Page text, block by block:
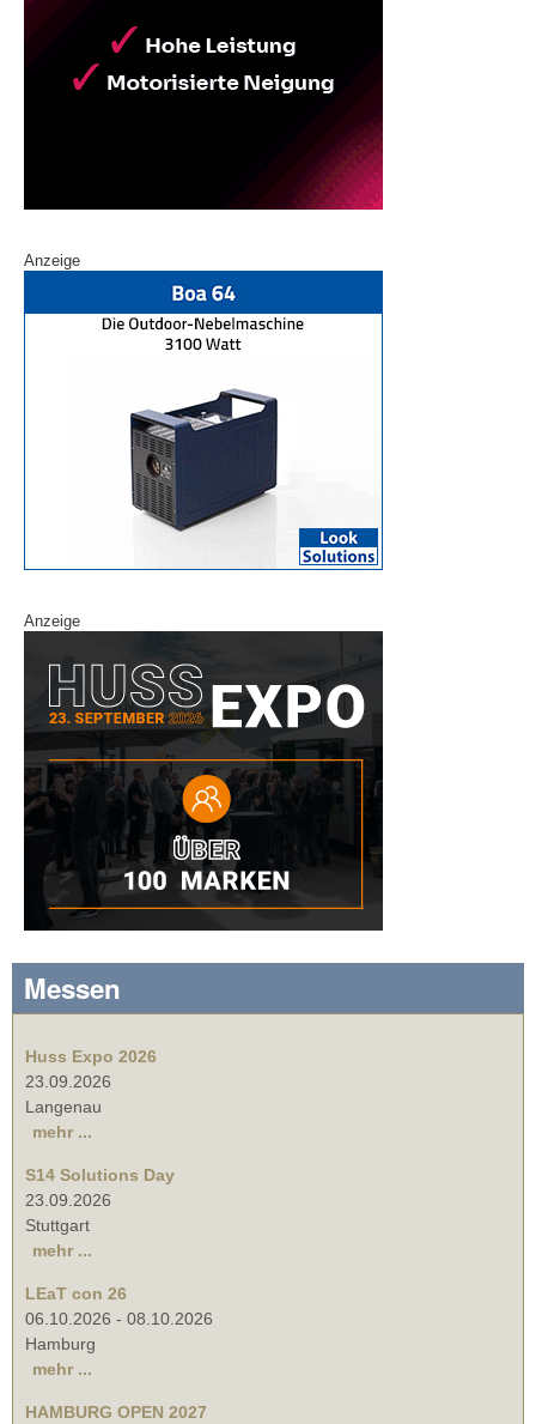
Anzeige
Anzeige
Messen
Huss Expo 2026
23.09.2026
Langenau
mehr ...
S14 Solutions Day
23.09.2026
Stuttgart
mehr ...
LEaT con 26
06.10.2026 - 08.10.2026
Hamburg
mehr ...
HAMBURG OPEN 2027